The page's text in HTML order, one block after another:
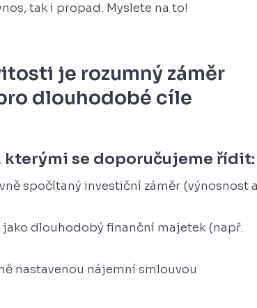
tak i propad. Myslete na to!
je rozumný záměr
dlouhodobé cíle
kterými se doporučujeme řídit:
spočítaný investiční záměr (výnosnost a
dlouhodobý finanční majetek (např.
nastavenou nájemní smlouvou